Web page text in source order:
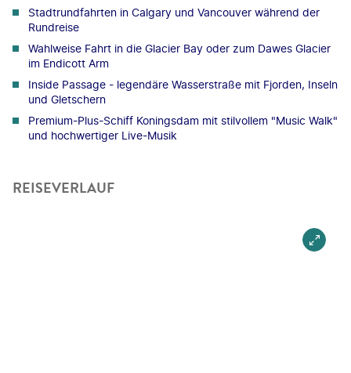
Stadtrundfahrten in Calgary und Vancouver während der
Rundreise
Wahlweise Fahrt in die Glacier Bay oder zum Dawes Glacier
im Endicott Arm
Inside Passage - legendäre Wasserstraße mit Fjorden, Inseln
und Gletschern
Premium-Plus-Schiff Koningsdam mit stilvollem "Music Walk"
und hochwertiger Live-Musik
REISEVERLAUF